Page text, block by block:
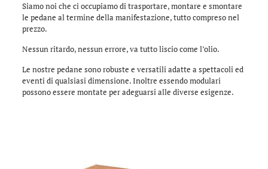
Siamo noi che ci occupiamo di trasportare, montare e smontare
le pedane al termine della manifestazione, tutto compreso nel
prezzo.
Nessun ritardo, nessun errore, va tutto liscio come l’olio.
Le nostre pedane sono robuste e versatili adatte a spettacoli ed
eventi di qualsiasi dimensione. Inoltre essendo modulari
possono essere montate per adeguarsi alle diverse esigenze.